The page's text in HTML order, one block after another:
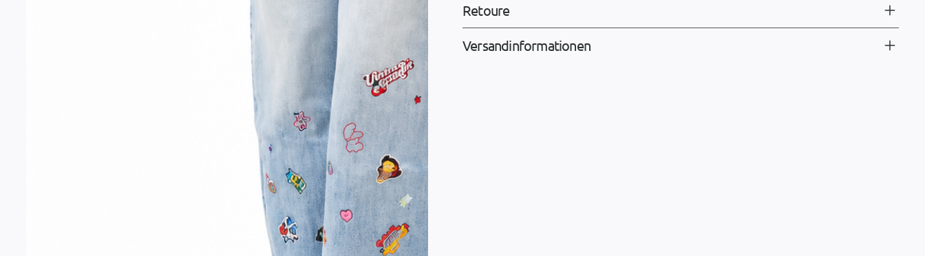
Retoure
Versandinformationen